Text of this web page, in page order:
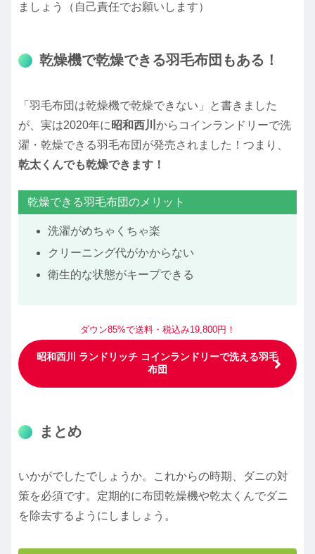
ましょう（自己責任でお願いします）
乾燥機で乾燥できる羽毛布団もある！
「羽毛布団は乾燥機で乾燥できない」と書きました
が、実は2020年に 昭和西川 からコインランドリーで洗
濯・乾燥できる羽毛布団が発売されました！つまり、
乾太くんでも乾燥できます！
乾燥できる羽毛布団のメリット
洗濯がめちゃくちゃ楽
クリーニング代がかからない
衛生的な状態がキープできる
ダウン85%で送料・税込み19,800円！
昭和西川 ランドリッチ コインランドリーで洗える羽毛
布団
まとめ
いかがでしたでしょうか。これからの時期、ダニの対
策を必須です。定期的に布団乾燥機や乾太くんでダニ
を除去するようにしましょう。